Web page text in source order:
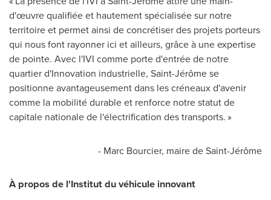
d'œuvre qualifiée et hautement spécialisée sur notre
territoire et permet ainsi de concrétiser des projets porteurs
qui nous font rayonner ici et ailleurs, grâce à une expertise
de pointe. Avec l'IVI comme porte d'entrée de notre
quartier d'Innovation industrielle, Saint-Jérôme se
positionne avantageusement dans les créneaux d'avenir
comme la mobilité durable et renforce notre statut de
capitale nationale de l'électrification des transports. »
- Marc Bourcier, maire de Saint-Jérôme
À propos de l'Institut du véhicule innovant